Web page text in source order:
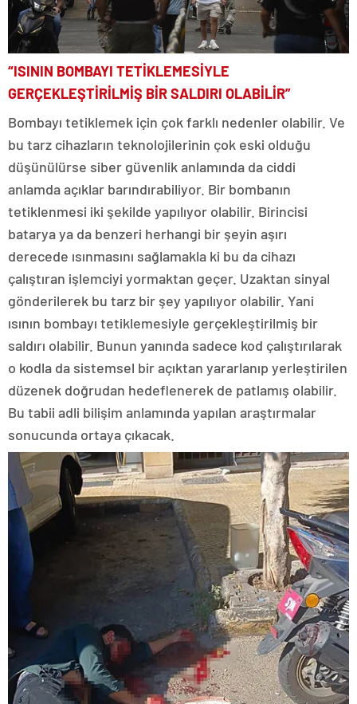
“ISININ BOMBAYI TETİKLEMESİYLE
GERÇEKLEŞTİRİLMİŞ BİR SALDIRI OLABİLİR”
Bombayı tetiklemek için çok farklı nedenler olabilir. Ve
bu tarz cihazların teknolojilerinin çok eski olduğu
düşünülürse siber güvenlik anlamında da ciddi
anlamda açıklar barındırabiliyor. Bir bombanın
tetiklenmesi iki şekilde yapılıyor olabilir. Birincisi
batarya ya da benzeri herhangi bir şeyin aşırı
derecede ısınmasını sağlamakla ki bu da cihazı
çalıştıran işlemciyi yormaktan geçer. Uzaktan sinyal
gönderilerek bu tarz bir şey yapılıyor olabilir. Yani
ısının bombayı tetiklemesiyle gerçekleştirilmiş bir
saldırı olabilir. Bunun yanında sadece kod çalıştırılarak
o kodla da sistemsel bir açıktan yararlanıp yerleştirilen
düzenek doğrudan hedeflenerek de patlamış olabilir.
Bu tabii adli bilişim anlamında yapılan araştırmalar
sonucunda ortaya çıkacak.